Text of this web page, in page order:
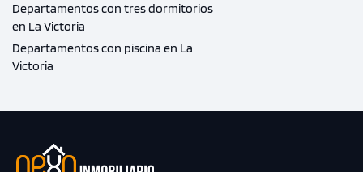
Departamentos con tres dormitorios
en La Victoria
Departamentos con piscina en La
Victoria